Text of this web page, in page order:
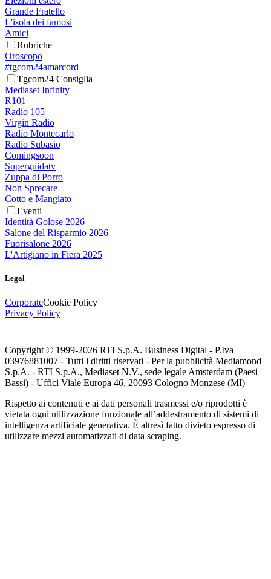
Grande Fratello
L'isola dei famosi
Amici
Rubriche
Oroscopo
#tgcom24amarcord
Tgcom24 Consiglia
Mediaset Infinity
R101
Radio 105
Virgin Radio
Radio Montecarlo
Radio Subasio
Comingsoon
Superguidatv
Zuppa di Porro
Non Sprecare
Cotto e Mangiato
Eventi
Identità Golose 2026
Salone del Risparmio 2026
Fuorisalone 2026
L'Artigiano in Fiera 2025
Legal
CorporateCookie Policy
Privacy Policy
Copyright © 1999-2026 RTI S.p.A. Business Digital - P.Iva
03976881007 - Tutti i diritti riservati - Per la pubblicità Mediamond
S.p.A. - RTI S.p.A., Mediaset N.V., sede legale Amsterdam (Paesi
Bassi) - Uffici Viale Europa 46, 20093 Cologno Monzese (MI)
Rispetto ai contenuti e ai dati personali trasmessi e/o riprodotti è
vietata ogni utilizzazione funzionale all’addestramento di sistemi di
intelligenza artificiale generativa. È altresì fatto divieto espresso di
utilizzare mezzi automatizzati di data scraping.